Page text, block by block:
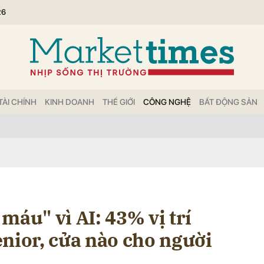
CHÍNH KINH DOANH THẾ GIỚI CÔNG NGHỆ BẤT ĐỘNG SẢN
vì AI: 43% vị trí
cửa nào cho người
luận